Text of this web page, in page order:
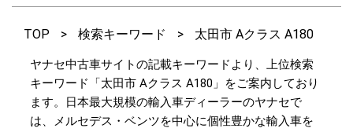
TOP > 検索キーワード > 太田市 Aクラス A180
ヤナセ中古車サイトの記載キーワードより、上位検索
キーワード「太田市 Aクラス A180」をご案内しており
ます。日本最大規模の輸入車ディーラーのヤナセで
は、メルセデス・ベンツを中心に個性豊かな輸入車を